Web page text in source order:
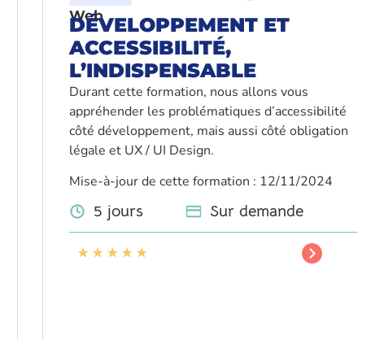
Web
DÉVELOPPEMENT ET
ACCESSIBILITÉ,
L’INDISPENSABLE
Durant cette formation, nous allons vous
appréhender les problématiques d’accessibilité
côté développement, mais aussi côté obligation
légale et UX / UI Design.
Mise-à-jour de cette formation : 12/11/2024
5 jours Sur demande
★ ★ ★ ★ ★